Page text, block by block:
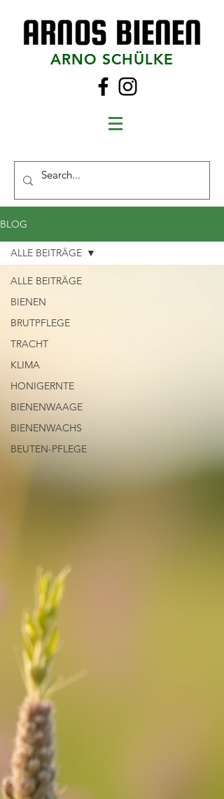
ARNO SCHÜLKE
BLOG
ALLE BEITRÄGE
BIENEN
BRUTPFLEGE
TRACHT
KLIMA
HONIGERNTE
BIENENWAAGE
BIENENWACHS
BEUTEN-PFLEGE
ALLE BEITRÄGE